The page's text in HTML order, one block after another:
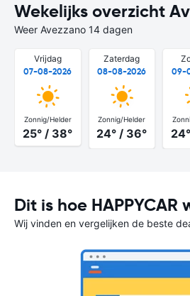
Wekelijks overzicht
Weer Avezzano 14 dagen
Vrijdag
07-08-2026
Zonnig/Helder
25° / 38°
Zaterdag
08-08-2026
Zonnig/Helder
24° / 36°
09-
Dit is hoe HAPPYCAR
Wij vinden en vergelijken de beste